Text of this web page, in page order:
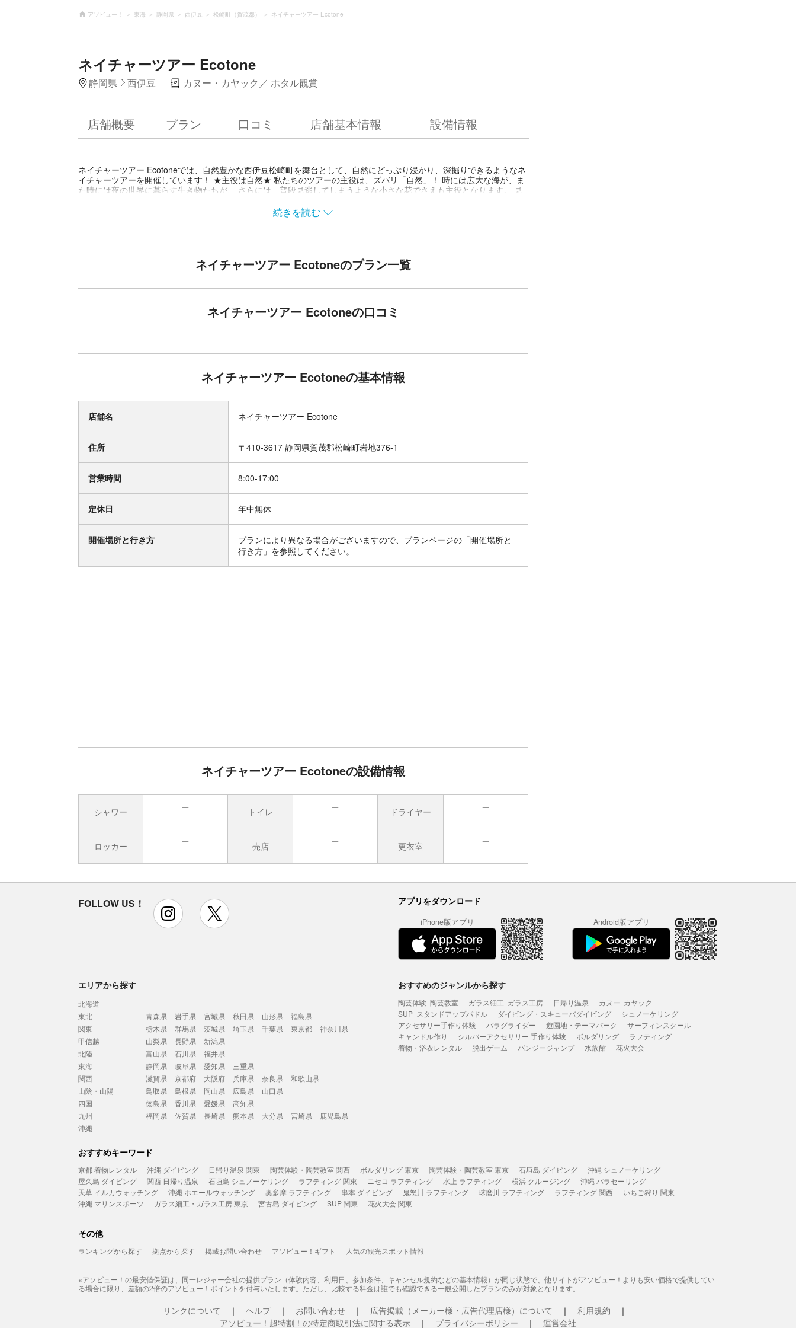
アソビュー！ 東海 静岡県 西伊豆 松崎町（賀茂郡） ネイチャーツアー Ecotone
ネイチャーツアー Ecotone
静岡県 西伊豆 カヌー・カヤック ホタル観賞
店舗概要 プラン 口コミ 店舗基本情報 設備情報
ネイチャーツアー Ecotoneでは、自然豊かな西伊豆松崎町を舞台として、自然にどっぷり浸かり、深掘りできるようなネ
イチャーツアーを開催しています！ ★主役は自然★ 私たちのツアーの主役は、ズバリ「自然」！ 時には広大な海が、ま
た時には夜の世界に暮らす生き物たちが、 さらには、普段見逃してしまうような小さな花でさえも主役となります。 見
紹介★ ネイチャーツアー Ecotoneでは、 四季折々様々なネイチャーツアーを開催しています！ 刻々と移り変わる自然の
中で、 その時期の旬の見どころをご紹介します。 ★自然と生き物をこよなく愛するスタッフがご案内★ ツアーをご案内
る前と後では自然への見方が少し変わった！」 「生き物の世界って面白い！すごい！」 そんな視点を持ち帰っていただ
続きを読む
ネイチャーツアー Ecotoneのプラン一覧
ネイチャーツアー Ecotoneの口コミ
ネイチャーツアー Ecotoneの基本情報
店舗名 ネイチャーツアー Ecotone
住所 〒410-3617 静岡県賀茂郡松崎町岩地376-1
営業時間 8:00-17:00
定休日 年中無休
開催場所と行き方
プランにより異なる場合がございますので、プランページの「開催場所と
行き方」を参照してください。
ネイチャーツアー Ecotoneの設備情報
シャワー トイレ ドライヤー
ロッカー 売店 更衣室
FOLLOW US！ instagram アプリをダウンロード
iPhone版アプリ Android版アプリ
エリアから探す
北海道
東北
青森県 岩手県 宮城県 秋田県 山形県
福島県
関東
栃木県 群馬県 茨城県 埼玉県 千葉県 東京都
神奈川県
甲信越
山梨県 長野県
新潟県
北陸
富山県 石川県
福井県
東海
静岡県 岐阜県 愛知県
三重県
関西
滋賀県 京都府 大阪府 兵庫県 奈良県
和歌山県
山陰・山陽
鳥取県 島根県 岡山県 広島県
山口県
四国
徳島県 香川県 愛媛県
高知県
九州
福岡県 佐賀県 長崎県 熊本県 大分県 宮崎県
鹿児島県
沖縄
おすすめのジャンルから探す
陶芸体験･陶芸教室 ガラス細工･ガラス工房 日帰り温泉
カヌー･カヤック
SUP･スタンドアップパドル
ダイビング・スキューバダイビング
シュノーケリング
アクセサリー手作り体験
パラグライダー 遊園地・テーマパーク
サーフィンスクール
キャンドル作り
シルバーアクセサリー 手作り体験 ボルダリング
ラフティング
着物・浴衣レンタル
脱出ゲーム バンジージャンプ 水族館 花火大会
おすすめキーワード
京都 着物レンタル 沖縄 ダイビング 日帰り温泉 関東 陶芸体験・陶芸教室 関西 ボルダリング 東京 陶芸体験・陶芸教室 東京 石垣島 ダイビング
沖縄 シュノーケリング
屋久島 ダイビング
関西 日帰り温泉 石垣島 シュノーケリング ラフティング 関東 ニセコ ラフティング 水上 ラフティング 横浜 クルージング
沖縄 パラセーリング
天草 イルカウォッチング
沖縄 ホエールウォッチング 奥多摩 ラフティング 串本 ダイビング 鬼怒川 ラフティング 球磨川 ラフティング ラフティング 関西
いちご狩り 関東
沖縄 マリンスポーツ
ガラス細工・ガラス工房 東京 宮古島 ダイビング SUP 関東 花火大会 関東
その他
ランキングから探す 拠点から探す 掲載お問い合わせ アソビュー！ギフト 人気の観光スポット情報
※アソビュー！の最安値保証は、同一レジャー会社の提供プラン（体験内容、利用日、参加条件、キャンセル規約などの基本情報）が同じ状態で、他サイトがアソビュー！よりも安い価格で提供してい
る場合に限り、差額の2倍のアソビュー！ポイントを付与いたします。ただし、比較する料金は誰でも確認できる一般公開したプランのみが対象となります。
リンクについて ヘルプ お問い合わせ 広告掲載（メーカー様・広告代理店様）について
利用規約
アソビュー！超特割！の特定商取引法に関する表示
プライバシーポリシー 運営会社